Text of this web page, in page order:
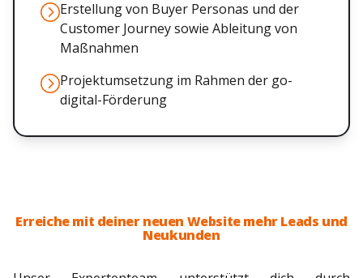
Zur Webseite
Erstellung von Buyer Personas und der
Customer Journey sowie Ableitung von
Maßnahmen
Projektumsetzung im Rahmen der go-
digital-Förderung
Erreiche mit deiner neuen Website mehr Leads und
Neukunden